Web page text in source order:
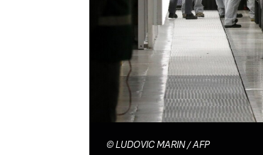
© LUDOVIC MARIN / AFP